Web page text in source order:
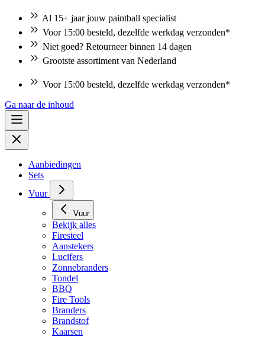
Al 15+ jaar jouw paintball specialist
Voor 15:00 besteld, dezelfde werkdag verzonden*
Niet goed? Retourneer binnen 14 dagen
Grootste assortiment van Nederland
Voor 15:00 besteld, dezelfde werkdag verzonden*
Ga naar de inhoud
Aanbiedingen
Sets
Vuur
Vuur
Bekijk alles
Firesteel
Aanstekers
Lucifers
Zonnebranders
Tondel
BBQ
Fire Tools
Branders
Brandstof
Kaarsen